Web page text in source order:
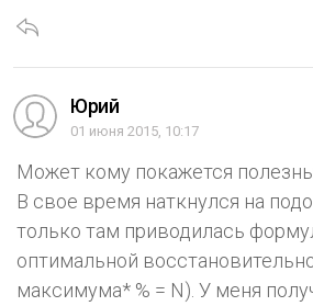
Юрий
01 июня 2015, 10:17
Может кому покажется
В свое время наткнулся на
только там приводилась
оптимальной
максимума* % = N). У меня